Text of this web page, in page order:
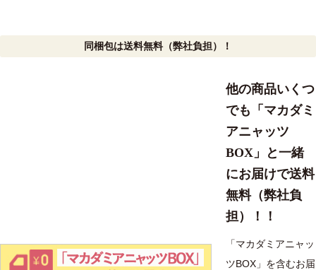
同梱包は送料無料（弊社負担）！
他の商品いくつ
でも「マカダミ
アニャッツ
BOX」と一緒
にお届けで送料
無料（弊社負
担）！！
「マカダミアニャッ
ツBOX」を含むお届